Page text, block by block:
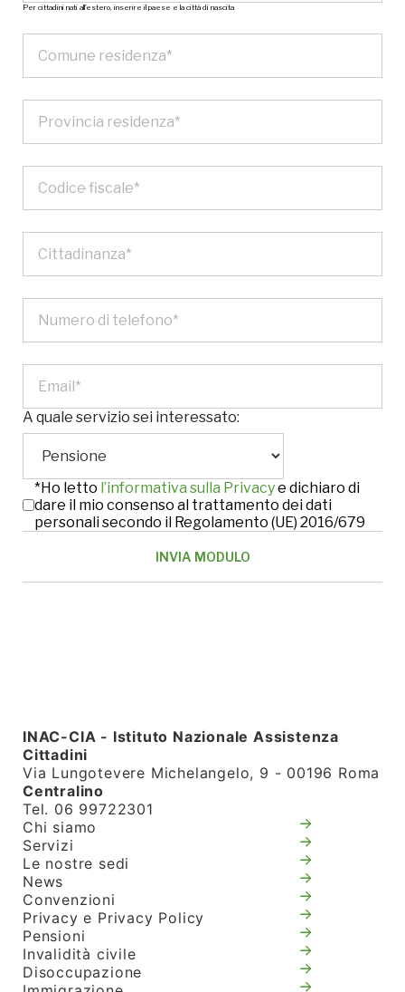
Per cittadini nati all’estero, inserire il paese e la città di nascita
A quale servizio sei interessato:
*Ho letto l’informativa sulla Privacye dichiaro di
dare il mio consenso al trattamento dei dati
personali secondo il Regolamento (UE) 2016/679
INAC-CIA - Istituto Nazionale Assistenza
Cittadini
Via Lungotevere Michelangelo, 9 - 00196 Roma
Centralino
Tel. 06 99722301
Chi siamo
Servizi
Le nostre sedi
News
Convenzioni
Privacy e Privacy Policy
Pensioni
Invalidità civile
Disoccupazione